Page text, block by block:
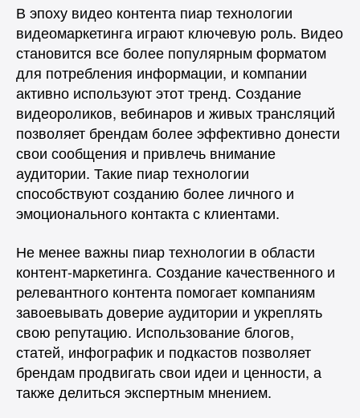
В эпоху видео контента пиар технологии
видеомаркетинга играют ключевую роль. Видео
становится все более популярным форматом
для потребления информации, и компании
активно используют этот тренд. Создание
видеороликов, вебинаров и живых трансляций
позволяет брендам более эффективно донести
свои сообщения и привлечь внимание
аудитории. Такие пиар технологии
способствуют созданию более личного и
эмоционального контакта с клиентами.
Не менее важны пиар технологии в области
контент-маркетинга. Создание качественного и
релевантного контента помогает компаниям
завоевывать доверие аудитории и укреплять
свою репутацию. Использование блогов,
статей, инфографик и подкастов позволяет
брендам продвигать свои идеи и ценности, а
также делиться экспертным мнением.